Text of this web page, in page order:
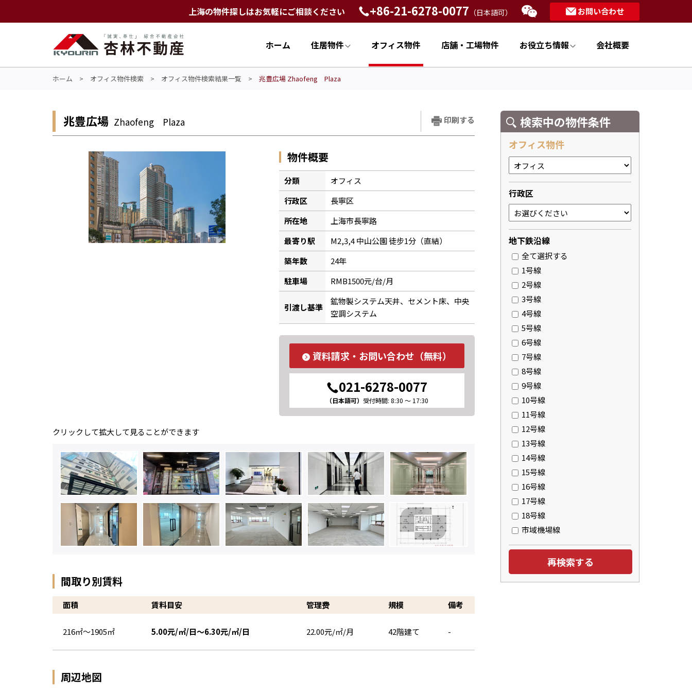
上海の物件探しはお気軽にご相談ください +86-21-6278-0077 （日本語可） お問い合わせ
ホーム 住居物件 オフィス物件 店舗・工場物件 お役立ち情報 会社概要
ホーム > オフィス物件検索 > オフィス物件検索結果一覧 > 兆豊広場 Zhaofeng Plaza
兆豊広場 Zhaofeng Plaza 印刷する
物件概要
分類
オフィス
行政区
長寧区
所在地
上海市長寧路
最寄り駅
M2,3,4 中山公園 徒步1分（直結）
築年数
24年
駐車場
RMB1500元/台/月
引渡し基準
鉱物製システム天井、セメント床、中央
空調システム
資料請求・お問い合わせ（無料）
021-6278-0077
（日本語可） 受付時間: 8:30 ～ 17:30
クリックして拡大して見ることができます
間取り別賃料
面積 賃料目安 管理费 規模 備考
216㎡～1905㎡ 5.00元/㎡/日～6.30元/㎡/日 22.00元/㎡/月 42階建て -
周辺地図
検索中の物件条件
オフィス物件
行政区
地下鉄沿線
全て選択する
1号線
2号線
3号線
4号線
5号線
6号線
7号線
8号線
9号線
10号線
11号線
12号線
13号線
14号線
15号線
16号線
17号線
18号線
市域機場線